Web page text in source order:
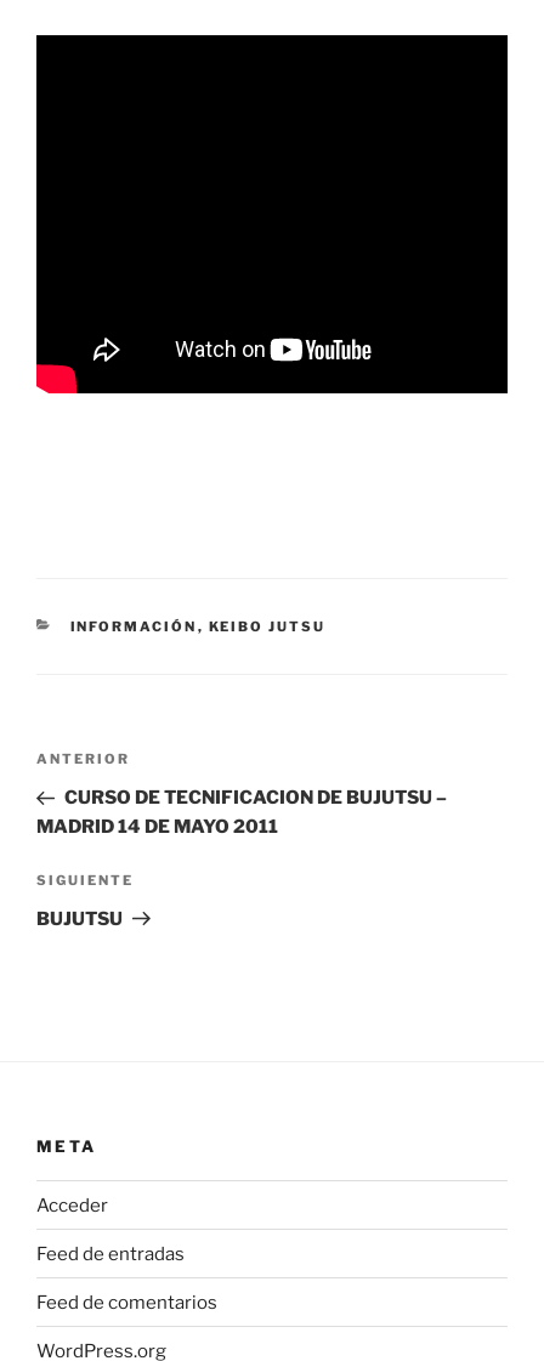
CATEGORÍAS
INFORMACIÓN , KEIBO JUTSU
Navegación
entradas
Entrada
anterior:
ANTERIOR
CURSO DE TECNIFICACION DE BUJUTSU –
MADRID 14 DE MAYO 2011
Siguiente
entrada
SIGUIENTE
BUJUTSU
META
Acceder
Feed de entradas
Feed de comentarios
WordPress.org